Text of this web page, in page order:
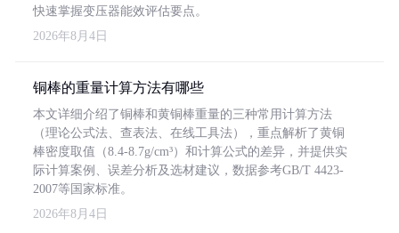
快速掌握变压器能效评估要点。
2026年8月4日
铜棒的重量计算方法有哪些
本文详细介绍了铜棒和黄铜棒重量的三种常用计算方法
（理论公式法、查表法、在线工具法），重点解析了黄铜
棒密度取值（8.4-8.7g/cm³）和计算公式的差异，并提供实
际计算案例、误差分析及选材建议，数据参考GB/T 4423-
2007等国家标准。
2026年8月4日